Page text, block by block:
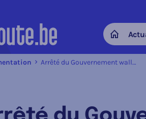
Home
Arrêté du Gouvernement wallon du 15 décembre 2022 portant exécution du décret du 4 avril 2019 relatif aux amendes administratives en matière de sécurité routière, à l’exception du statut administratif et pécuniaire des agents